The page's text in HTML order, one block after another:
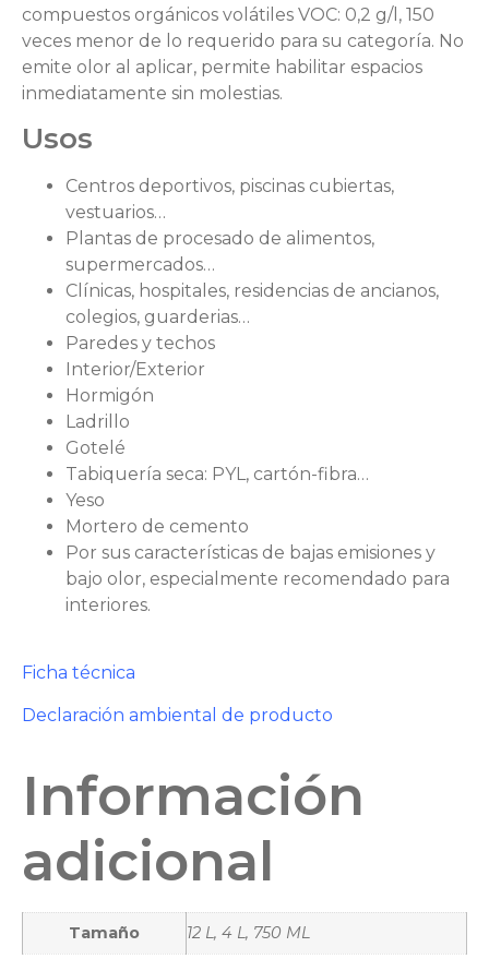
compuestos orgánicos volátiles VOC: 0,2 g/l, 150
veces menor de lo requerido para su categoría. No
emite olor al aplicar, permite habilitar espacios
inmediatamente sin molestias.
Usos
Centros deportivos, piscinas cubiertas,
vestuarios…
Plantas de procesado de alimentos,
supermercados…
Clínicas, hospitales, residencias de ancianos,
colegios, guarderias…
Paredes y techos
Interior/Exterior
Hormigón
Ladrillo
Gotelé
Tabiquería seca: PYL, cartón-fibra…
Yeso
Mortero de cemento
Por sus características de bajas emisiones y
bajo olor, especialmente recomendado para
interiores.
Ficha técnica
Declaración ambiental de producto
Información
adicional
Tamaño 12 L, 4 L, 750 ML